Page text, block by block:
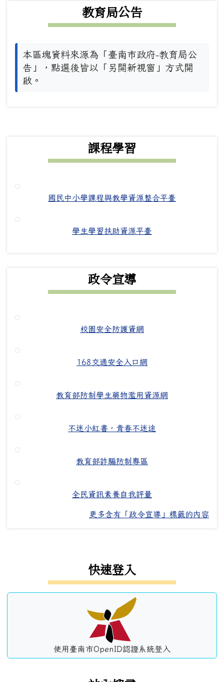
教育局公告
本區塊資料來源為「臺南市政府-教育局公
告」，點選後皆以「另開新視窗」方式開
啟。
課程學習
國民中小學課程與教學資源整合平臺
學生學習扶助資源平臺
政令宣導
校園安全防護資網
168交通安全入口網
教育部防制學生藥物濫用資源網
不迷小紅書，青春不迷途
教育部詐騙防制專區
全民資訊素養自我評量
更多含有「政令宣導」標籤的內容
快速登入
使用臺南市OpenID認證系統登入